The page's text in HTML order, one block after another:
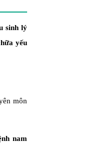
sinh lý
yếu
môn
nam